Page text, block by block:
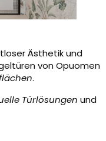
Ästhetik und
von Opuomen
.
Türlösungen und